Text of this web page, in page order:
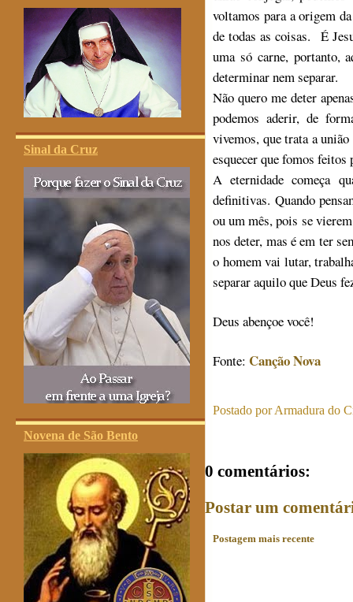
Sinal da Cruz
Novena de São Bento
voltamos para a origem
de todas as coisas. É
uma só carne, portanto,
determinar nem separar.
Não quero me deter
podemos aderir, de
vivemos, que trata a
esquecer que fomos feitos
A eternidade começa
definitivas. Quando
ou um mês, pois se
nos deter, mas é em ter
o homem vai lutar,
separar aquilo que Deus
Deus abençoe você!
Fonte: Canção Nova
Postado porArmadura do
0 comentários:
Postar um
Postagem mais recente